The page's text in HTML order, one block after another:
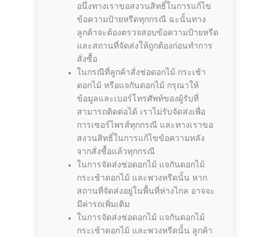
อนึ่งทางเราขอสงวนสิทธิ์ในการแก้ไข
ข้อความป้ายหรีดทุกกรณี ฉะนั้นทาง
ลูกค้าจะต้องตรวจสอบข้อความป้ายหรีด
และสถานที่จัดส่งให้ถูกต้องก่อนทำการ
สั่งซื้อ
ในกรณีที่ลูกค้าสั่งช่อดอกไม้ กระเช้า
ดอกไม้ หรือแจกันดอกไม้ กรุณาให้
ข้อมูลและเบอร์โทรศัพท์ของผู้รับที่
สามารถติดต่อได้ เราไม่รับจัดส่งเพื่อ
การเซอร์ไพรส์ทุกกรณี และทางเราขอ
สงวนสิทธิ์ในการแก้ไขข้อความหลัง
จากสั่งซื้อแล้วทุกกรณี
ในการจัดส่งช่อดอกไม้ แจกันดอกไม้
กระเช้าดอกไม้ และพวงหรีดนั้น หาก
สถานที่จัดส่งอยู่ในพื้นที่ห่างไกล อาจจะ
มีค่ารถเพิ่มเติม
ในการจัดส่งช่อดอกไม้ แจกันดอกไม้
กระเช้าดอกไม้ และพวงหรีดนั้น ลูกค้า